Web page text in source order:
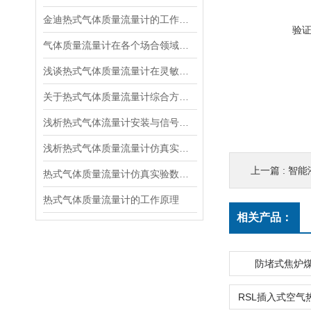
热式气体质量流量计的工作原理
验
上一篇 : 智能
相关产品：
防堵式焦炉